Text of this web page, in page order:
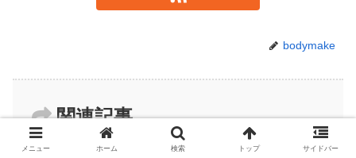
bodymake
関連記事
メニュー ホーム 検索 トップ サイドバー